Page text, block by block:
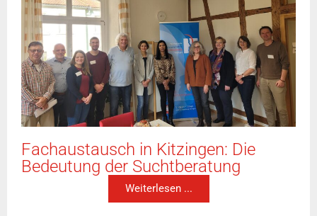
Fachaustausch in Kitzingen: Die
Bedeutung der Suchtberatung
Weiterlesen ...